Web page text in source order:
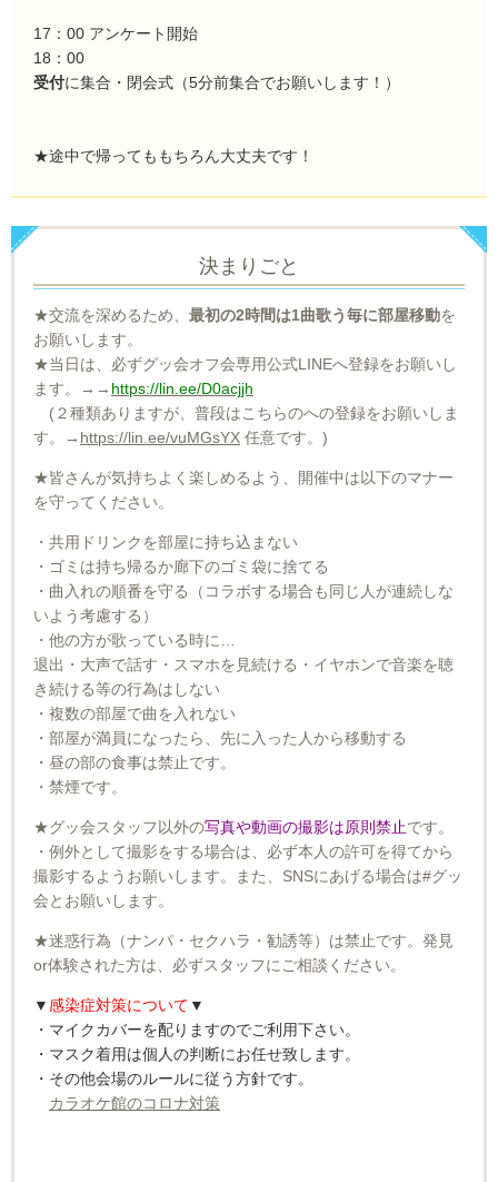
17：00 アンケート開始
18：00
受付に集合・閉会式（5分前集合でお願いします！）
★途中で帰ってももちろん大丈夫です！
決まりごと
★交流を深めるため、 最初の2時間は1曲歌う毎に部屋移動を
お願いします。
★当日は、必ずグッ会オフ会専用公式LINEへ登録をお願いし
ます。→→ https://lin.ee/D0acjjh
(２種類ありますが、普段はこちらのへの登録をお願いしま
す。→ https://lin.ee/vuMGsYX 任意です。)
★皆さんが気持ちよく楽しめるよう、開催中は以下のマナー
を守ってください。
・共用ドリンクを部屋に持ち込まない
・ゴミは持ち帰るか廊下のゴミ袋に捨てる
・曲入れの順番を守る（コラボする場合も同じ人が連続しな
いよう考慮する）
・他の方が歌っている時に…
退出・大声で話す・スマホを見続ける・イヤホンで音楽を聴
き続ける等の行為はしない
・複数の部屋で曲を入れない
・部屋が満員になったら、先に入った人から移動する
・昼の部の食事は禁止です。
・禁煙です。
★グッ会スタッフ以外の写真や動画の撮影は原則禁止です。
・例外として撮影をする場合は、必ず本人の許可を得てから
撮影するようお願いします。また、SNSにあげる場合は#グッ
会とお願いします。
★迷惑行為（ナンパ・セクハラ・勧誘等）は禁止です。発見
or体験された方は、必ずスタッフにご相談ください。
▼感染症対策について ▼
・マイクカバーを配りますのでご利用下さい。
・マスク着用は個人の判断にお任せ致します。
・その他会場のルールに従う方針です。
カラオケ館のコロナ対策